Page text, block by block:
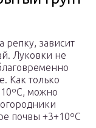
репку, зависит
Луковки не
Как только
10ºС, можно
почвы +3+10ºС